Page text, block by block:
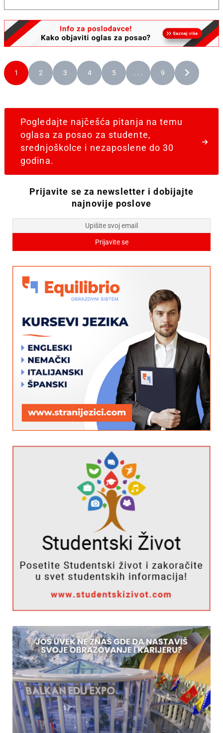
1 2 3 4 5 . . . 9
Pogledajte najčešća pitanja na temu
oglasa za posao za studente,
srednjoškolce i nezaposlene do 30
godina.
Prijavite se za newsletter i dobijajte
najnovije poslove